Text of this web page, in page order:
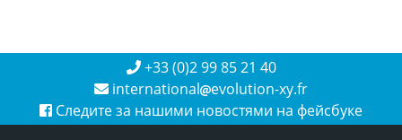
+33 (0)2 99 85 21 40
international
evolution-xy.fr
Следите за нашими новостями на фейсбуке